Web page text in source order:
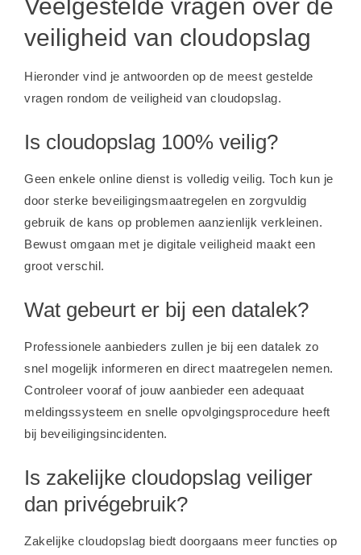
Veelgestelde vragen over de
veiligheid van cloudopslag
Hieronder vind je antwoorden op de meest gestelde
vragen rondom de veiligheid van cloudopslag.
Is cloudopslag 100% veilig?
Geen enkele online dienst is volledig veilig. Toch kun je
door sterke beveiligingsmaatregelen en zorgvuldig
gebruik de kans op problemen aanzienlijk verkleinen.
Bewust omgaan met je digitale veiligheid maakt een
groot verschil.
Wat gebeurt er bij een datalek?
Professionele aanbieders zullen je bij een datalek zo
snel mogelijk informeren en direct maatregelen nemen.
Controleer vooraf of jouw aanbieder een adequaat
meldingssysteem en snelle opvolgingsprocedure heeft
bij beveiligingsincidenten.
Is zakelijke cloudopslag veiliger
dan privégebruik?
Zakelijke cloudopslag biedt doorgaans meer functies op